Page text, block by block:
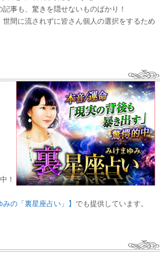
事も、驚きを隠せないものばかり！
間に流されずに皆さん個人の選択をするため
！
の「裏星座占い」】 でも提供しています。